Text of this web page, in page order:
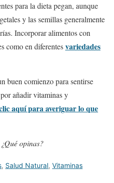
para la dieta pegan, aunque
y las semillas generalmente
Incorporar alimentos con
como en diferentesvariedades
buen comienzo para sentirse
añadir vitaminas y
aquí para averiguar lo que
opinas?
, Salud Natural, Vitaminas